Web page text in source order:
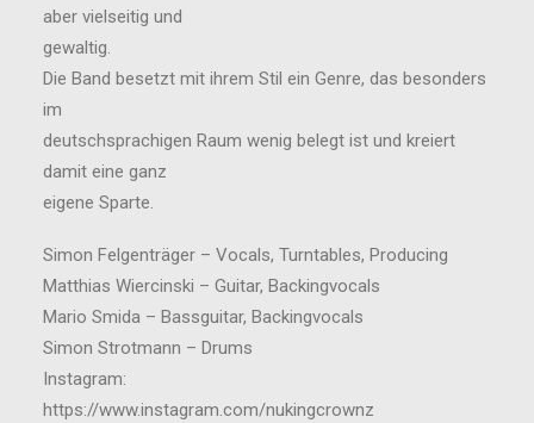
aber vielseitig und
gewaltig.
Die Band besetzt mit ihrem Stil ein Genre, das besonders
im
deutschsprachigen Raum wenig belegt ist und kreiert
damit eine ganz
eigene Sparte.
Simon Felgenträger – Vocals, Turntables, Producing
Matthias Wiercinski – Guitar, Backingvocals
Mario Smida – Bassguitar, Backingvocals
Simon Strotmann – Drums
Instagram:
https://www.instagram.com/nukingcrownz